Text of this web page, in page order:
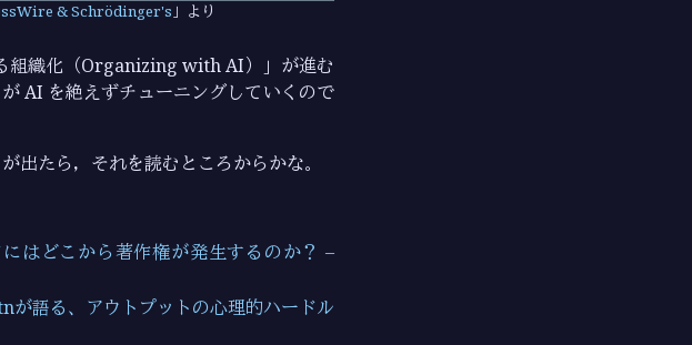
& Schrödinger's より
組織化（Organizing with AI）」が進む
AI を絶えずチューニングしていくので
出たら，それを読むところからかな。
はどこから著作権が発生するのか？ –
が語る、アウトプットの心理的ハードル